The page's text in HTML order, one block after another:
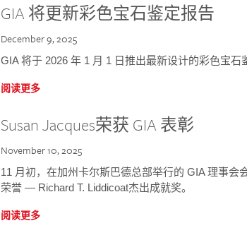
GIA 将更新彩色宝石鉴定报告
December 9, 2025
GIA 将于 2026 年 1 月 1 日推出最新设计的彩色宝石
阅读更多
Susan Jacques荣获 GIA 表彰
November 10, 2025
11 月初，在加州卡尔斯巴德总部举行的 GIA 理事会
荣誉 — Richard T. Liddicoat杰出成就奖。
阅读更多